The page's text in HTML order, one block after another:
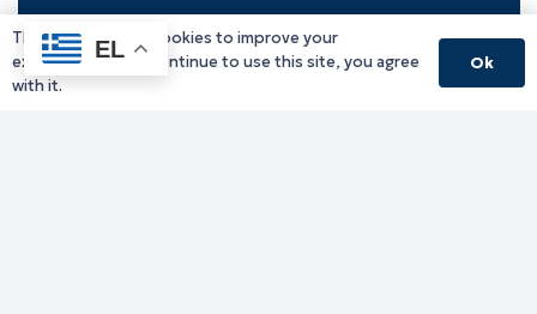
Υπηρεσίες Δράμας
Υπηρεσίες Καβάλας
EL
This website uses cookies to improve your
experience. If you continue to use this site, you agree
with it.
Ok